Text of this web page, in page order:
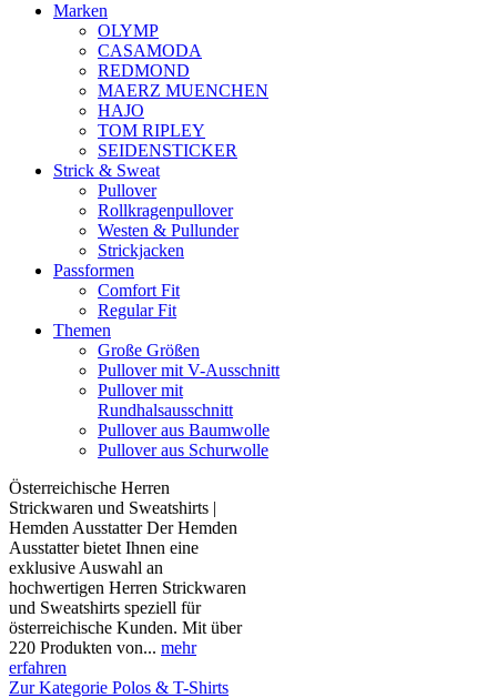
Marken
OLYMP
CASAMODA
REDMOND
MAERZ MUENCHEN
HAJO
TOM RIPLEY
SEIDENSTICKER
Strick & Sweat
Pullover
Rollkragenpullover
Westen & Pullunder
Strickjacken
Passformen
Comfort Fit
Regular Fit
Themen
Große Größen
Pullover mit V-Ausschnitt
Pullover mit
Rundhalsausschnitt
Pullover aus Baumwolle
Pullover aus Schurwolle
Österreichische Herren
Strickwaren und Sweatshirts |
Hemden Ausstatter Der Hemden
Ausstatter bietet Ihnen eine
exklusive Auswahl an
hochwertigen Herren Strickwaren
und Sweatshirts speziell für
österreichische Kunden. Mit über
220 Produkten von... mehr
erfahren
Zur Kategorie Polos & T-Shirts